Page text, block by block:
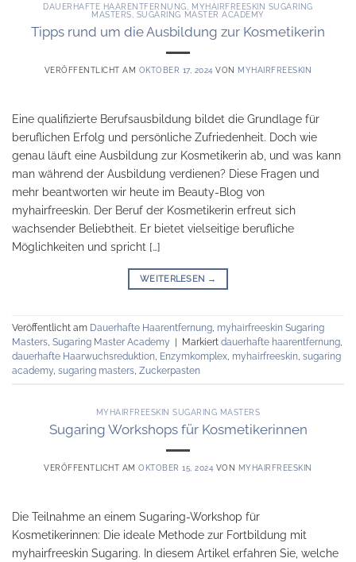
DAUERHAFTE HAARENTFERNUNG
MYHAIRFREESKIN SUGARING
MASTERS
SUGARING MASTER ACADEMY
Tipps rund um die Ausbildung zur Kosmetikerin
VERÖFFENTLICHT AM OKTOBER 17, 2024 VON MYHAIRFREESKIN
Eine qualifizierte Berufsausbildung bildet die Grundlage für
beruflichen Erfolg und persönliche Zufriedenheit. Doch wie
genau läuft eine Ausbildung zur Kosmetikerin ab, und was kann
man während der Ausbildung verdienen? Diese Fragen und
mehr beantworten wir heute im Beauty-Blog von
myhairfreeskin. Der Beruf der Kosmetikerin erfreut sich
wachsender Beliebtheit. Er bietet vielseitige berufliche
Möglichkeiten und spricht […]
WEITERLESEN →
Veröffentlicht am Dauerhafte Haarentfernung, myhairfreeskin Sugaring
Masters, Sugaring Master Academy Markiert dauerhafte haarentfernung,
dauerhafte Haarwuchsreduktion, Enzymkomplex, myhairfreeskin, sugaring
academy, sugaring masters, Zuckerpasten
MYHAIRFREESKIN SUGARING MASTERS
Sugaring Workshops für Kosmetikerinnen
VERÖFFENTLICHT AMOKTOBER 15, 2024 VON MYHAIRFREESKIN
Die Teilnahme an einem Sugaring-Workshop für
Kosmetikerinnen: Die ideale Methode zur Fortbildung mit
myhairfreeskin Sugaring. In diesem Artikel erfahren Sie, welche